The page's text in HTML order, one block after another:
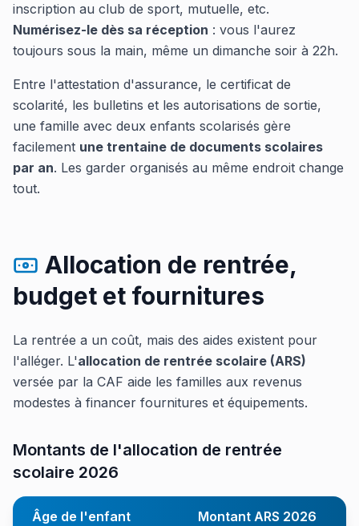
inscription au club de sport, mutuelle, etc.
Numérisez-le dès sa réception : vous l'aurez
toujours sous la main, même un dimanche soir à 22h.
Entre l'attestation d'assurance, le certificat de
scolarité, les bulletins et les autorisations de sortie,
une famille avec deux enfants scolarisés gère
facilement une trentaine de documents scolaires
par an. Les garder organisés au même endroit change
tout.
Allocation de rentrée,
budget et fournitures
La rentrée a un coût, mais des aides existent pour
l'alléger. L'allocation de rentrée scolaire (ARS)
versée par la CAF aide les familles aux revenus
modestes à financer fournitures et équipements.
Montants de l'allocation de rentrée
scolaire 2026
Âge de l'enfant Montant ARS 2026